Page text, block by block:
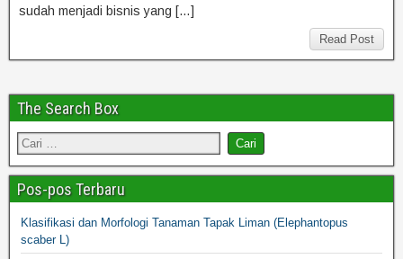
sudah menjadi bisnis yang […]
Read Post
The Search Box
Pos-pos Terbaru
Klasifikasi dan Morfologi Tanaman Tapak Liman (Elephantopus
scaber L)